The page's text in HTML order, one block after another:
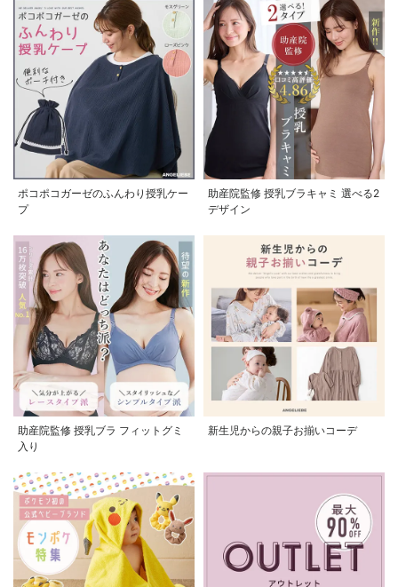
ポコポコガーゼのふんわり授乳ケー
プ
助産院監修 授乳ブラキャミ 選べる2
デザイン
助産院監修 授乳ブラ フィットグミ
入り
新生児からの親子お揃いコーデ